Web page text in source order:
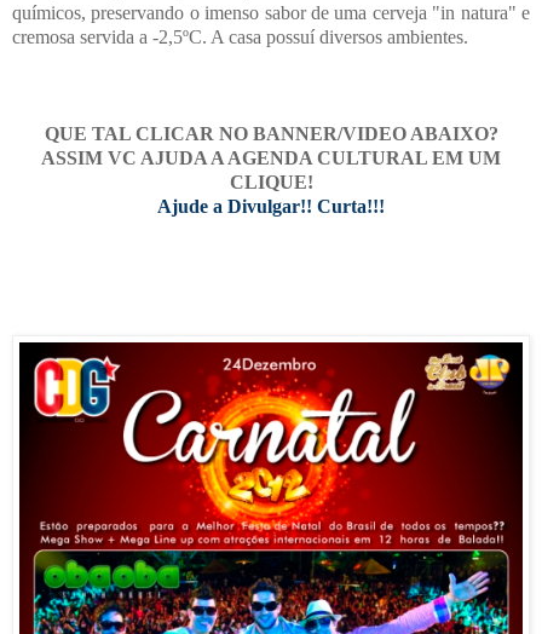
químicos, preservando o imenso sabor de uma cerveja "in natura" e
cremosa servida a -2,5ºC. A casa possuí diversos ambientes.
QUE TAL CLICAR NO BANNER/VIDEO ABAIXO?
ASSIM VC AJUDA A AGENDA CULTURAL EM UM
CLIQUE!
Ajude a Divulgar!! Curta!!!